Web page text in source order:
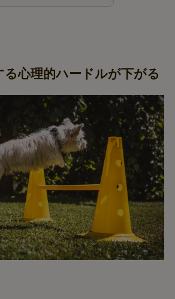
心理的ハードルが下がる